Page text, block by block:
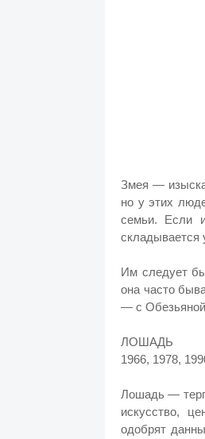
Змея —
но у этих
семьи. Если
складывается
Им следует
она часто
— с
ЛОШАДЬ
1966, 1978,
Лошадь —
искусство,
одобрят